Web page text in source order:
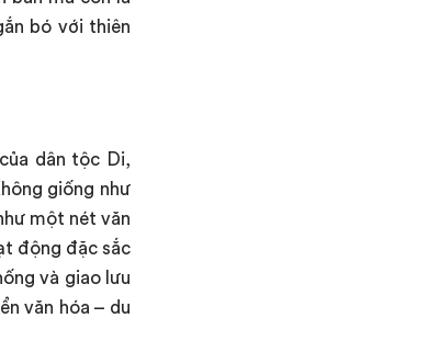
bó với thiên
dân tộc Di,
giống như
một nét văn
động đặc sắc
và giao lưu
văn hóa – du